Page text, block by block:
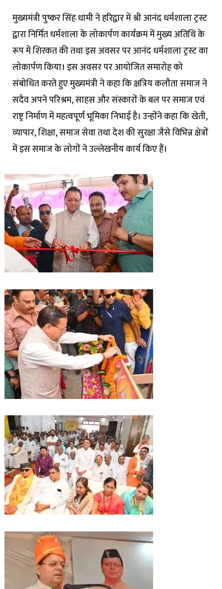
मुख्यमंत्री पुष्कर सिंह धामी ने हरिद्वार में श्री आनंद धर्मशाला ट्रस्ट
द्वारा निर्मित धर्मशाला के लोकार्पण कार्यक्रम में मुख्य अतिथि के
रूप में शिरकत की तथा इस अवसर पर आनंद धर्मशाला ट्रस्ट का
लोकार्पण किया। इस अवसर पर आयोजित समारोह को
संबोधित करते हुए मुख्यमंत्री ने कहा कि क्षत्रिय कलौता समाज ने
सदैव अपने परिश्रम, साहस और संस्कारों के बल पर समाज एवं
राष्ट्र निर्माण में महत्वपूर्ण भूमिका निभाई है। उन्होंने कहा कि खेती,
व्यापार, शिक्षा, समाज सेवा तथा देश की सुरक्षा जैसे विभिन्न क्षेत्रों
में इस समाज के लोगों ने उल्लेखनीय कार्य किए हैं।